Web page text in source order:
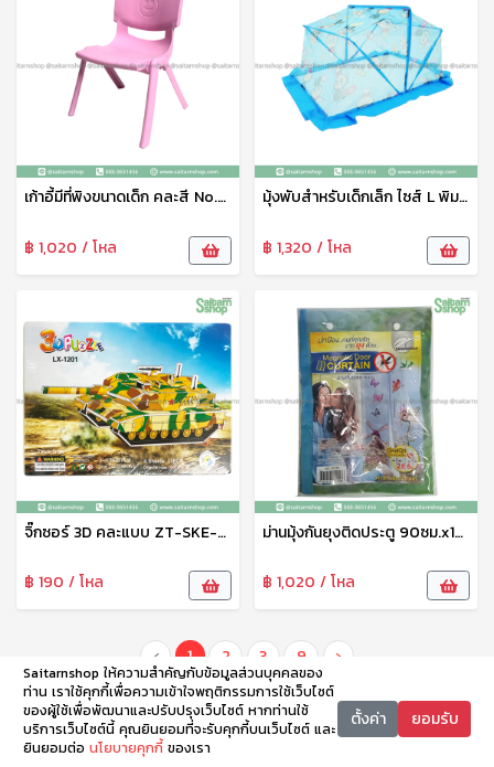
เก้าอี้มีที่พิงขนาดเด็ก คละสี No.DS-15410B Swordfish
฿ 1,020 / โหล
มุ้งพับสำหรับเด็กเล็ก ไซส์ L พิมพ์ลาย Netto
฿ 1,320 / โหล
จิ๊กซอร์ 3D คละแบบ ZT-SKE-6113
฿ 190 / โหล
ม่านมุ้งกันยุงติดประตู 90ซม.x120ซม. DS-15158 TL
฿ 1,020 / โหล
‹ 1 2 3 9 ›
Saitarnshop ให้ความสำคัญกับข้อมูลส่วนบุคคลของ
ท่าน เราใช้คุกกี้เพื่อความเข้าใจพฤติกรรมการใช้เว็บไซต์
ของผู้ใช้เพื่อพัฒนาและปรับปรุงเว็บไซต์ หากท่านใช้
บริการเว็บไซต์นี้ คุณยินยอมที่จะรับคุกกี้บนเว็บไซต์ และ
ยินยอมต่อ นโยบายคุกกี้ ของเรา
ตั้งค่า ยอมรับ